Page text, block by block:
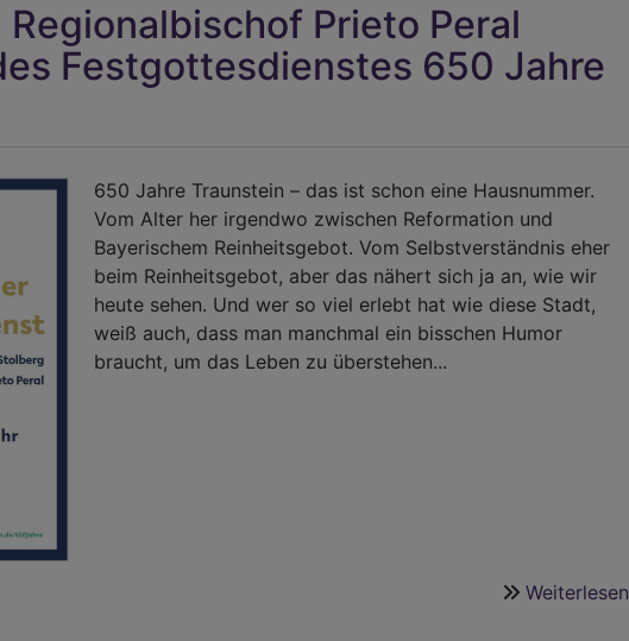
Prieto Peral
Festgottesdienstes 650 Jahre
650 Jahre Traunstein – das ist schon eine Hausnummer.
Vom Alter her irgendwo zwischen Reformation und
Bayerischem Reinheitsgebot. Vom Selbstverständnis eher
beim Reinheitsgebot, aber das nähert sich ja an, wie wir
heute sehen. Und wer so viel erlebt hat wie diese Stadt,
weiß auch, dass man manchmal ein bisschen Humor
braucht, um das Leben zu überstehen...
Weiterlesen